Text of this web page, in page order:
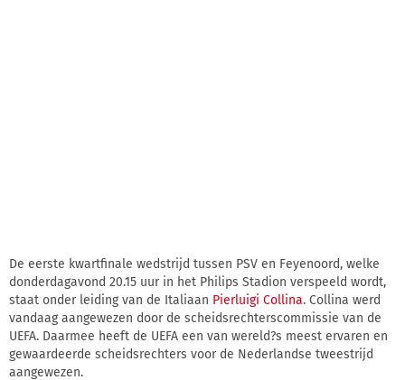
De eerste kwartfinale wedstrijd tussen PSV en Feyenoord, welke
donderdagavond 20.15 uur in het Philips Stadion verspeeld wordt,
staat onder leiding van de Italiaan Pierluigi Collina. Collina werd
vandaag aangewezen door de scheidsrechterscommissie van de
UEFA. Daarmee heeft de UEFA een van wereld?s meest ervaren en
gewaardeerde scheidsrechters voor de Nederlandse tweestrijd
aangewezen.